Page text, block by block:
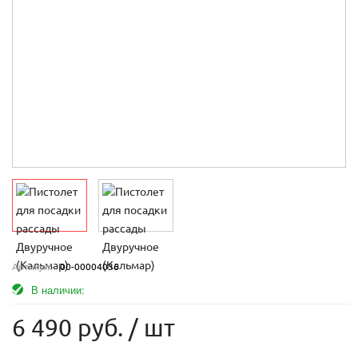
Артикул: 00-00004036
В наличии:
6 490 руб. / шт